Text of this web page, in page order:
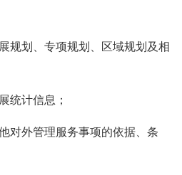
划、专项规划、区域规划及相
计信息；
外管理服务事项的依据、条